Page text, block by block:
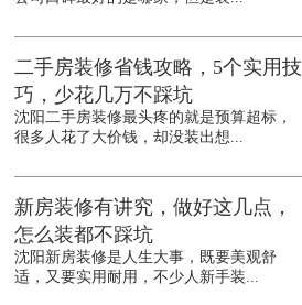
二手房装修省钱攻略，5个实用技
巧，少花几万不踩坑
沈阳二手房装修最头疼的就是预算超标，
很多人花了大价钱，却没装出想...
新房装修有讲究，做好这几点，
怎么装都不踩坑
沈阳新房装修是人生大事，既要美观舒
适，又要实用耐用，不少人新手装...